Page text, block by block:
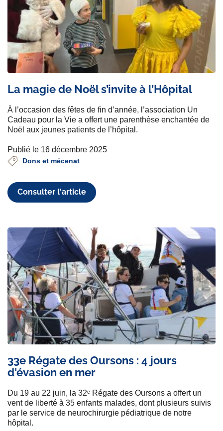
La magie de Noël s’invite à l’Hôpital
À l’occasion des fêtes de fin d’année, l’association Un
Cadeau pour la Vie a offert une parenthèse enchantée de
Noël aux jeunes patients de l’hôpital.
Publié le 16 décembre 2025
Dons et mécenat
Consulter l'article
33e Régate des Oursons : 4 jours
d'évasion en mer
Du 19 au 22 juin, la 32ᵉ Régate des Oursons a offert un
vent de liberté à 35 enfants malades, dont plusieurs suivis
par le service de neurochirurgie pédiatrique de notre
hôpital.